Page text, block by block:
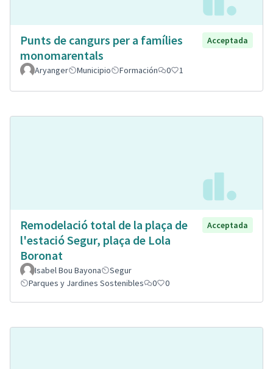
Punts de cangurs per a famílies
monomarentals
Acceptada
Aryanger Municipio Formación 0 1
Remodelació total de la plaça de
l'estació Segur, plaça de Lola
Boronat
Acceptada
Isabel Bou Bayona
Segur
Parques y Jardines Sostenibles
0 0